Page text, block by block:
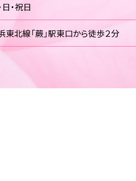
日・祝日
東北線「蕨」駅東口から徒歩２分